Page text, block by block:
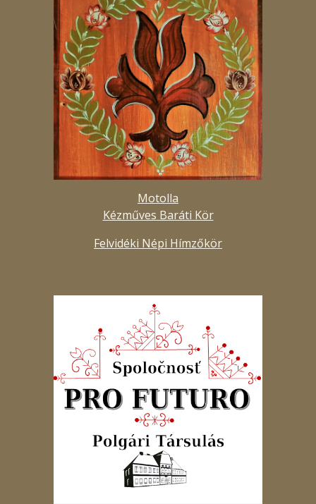
Motolla
Kézműves Baráti Kör
Felvidéki Népi Hímzőkör